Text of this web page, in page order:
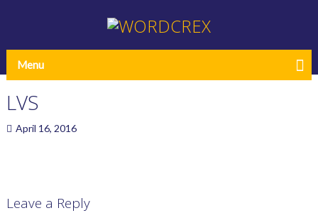
Menu
LVS
April 16, 2016
Leave a Reply